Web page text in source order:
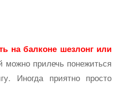
на балконе шезлонг или
можно прилечь понежиться
Иногда приятно просто